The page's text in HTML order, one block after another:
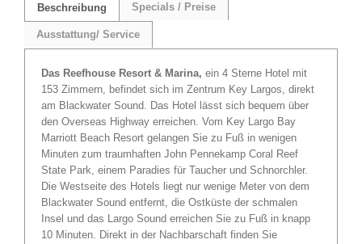
Beschreibung Specials / Preise
Ausstattung/ Service
Das Reefhouse Resort & Marina, ein 4 Sterne Hotel mit
153 Zimmern, befindet sich im Zentrum Key Largos, direkt
am Blackwater Sound. Das Hotel lässt sich bequem über
den Overseas Highway erreichen. Vom Key Largo Bay
Marriott Beach Resort gelangen Sie zu Fuß in wenigen
Minuten zum traumhaften John Pennekamp Coral Reef
State Park, einem Paradies für Taucher und Schnorchler.
Die Westseite des Hotels liegt nur wenige Meter von dem
Blackwater Sound entfernt, die Ostküste der schmalen
Insel und das Largo Sound erreichen Sie zu Fuß in knapp
10 Minuten. Direkt in der Nachbarschaft finden Sie